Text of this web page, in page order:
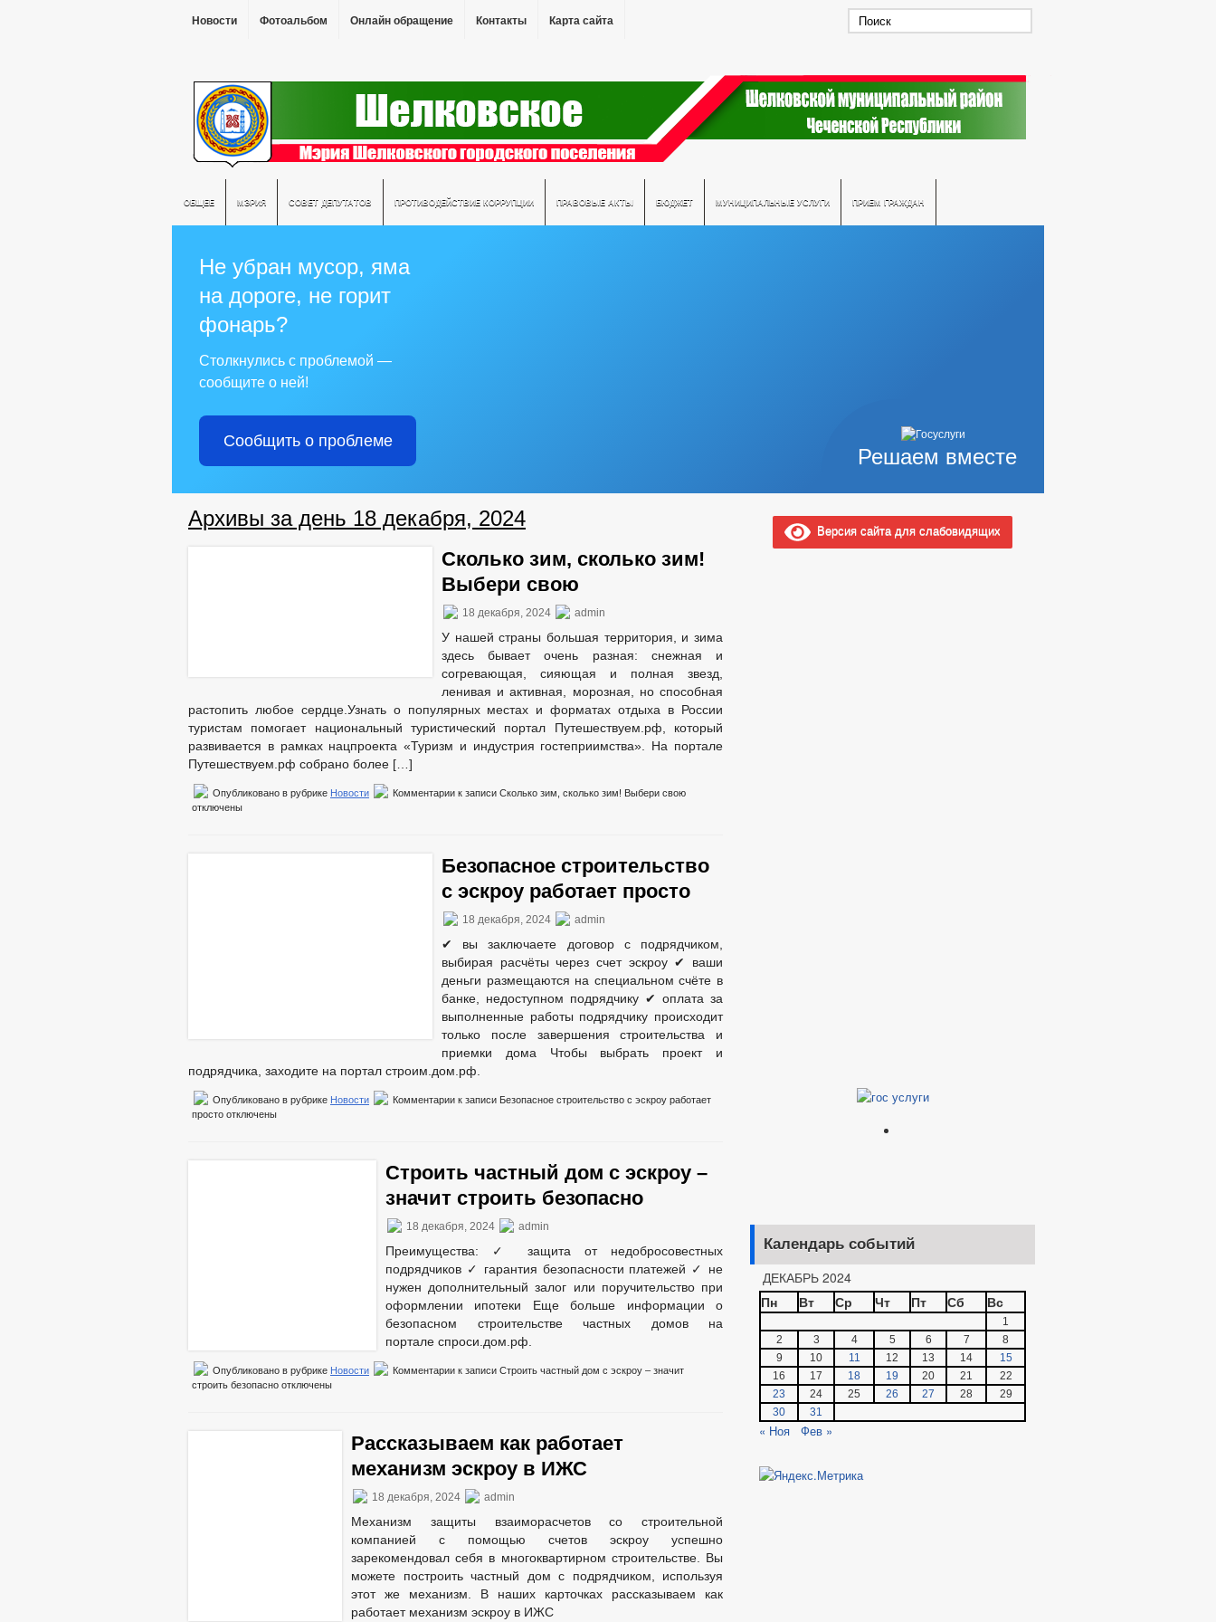
Новости Фотоальбом Онлайн обращение Контакты Карта сайта
ОБЩЕЕ МЭРИЯ СОВЕТ ДЕПУТАТОВ ПРОТИВОДЕЙСТВИЕ КОРРУПЦИИ ПРАВОВЫЕ АКТЫ БЮДЖЕТ МУНИЦИПАЛЬНЫЕ УСЛУГИ ПРИЕМ ГРАЖДАН
Решаем вместе
Не убран мусор, яма
на дороге, не горит
фонарь?
Столкнулись с проблемой —
сообщите о ней!
Сообщить о проблеме
Архивы за день 18 декабря, 2024
Сколько зим, сколько зим!
Выбери свою
18 декабря, 2024 admin
У нашей страны большая территория, и зима
здесь бывает очень разная: снежная и
согревающая, сияющая и полная звезд,
ленивая и активная, морозная, но способная
растопить любое сердце.Узнать о популярных местах и форматах отдыха в России
туристам помогает национальный туристический портал Путешествуем.рф, который
развивается в рамках нацпроекта «Туризм и индустрия гостеприимства». На портале
Путешествуем.рф собрано более […]
Опубликовано в рубрике Новости Комментарии к записи Сколько зим, сколько зим! Выбери свою
отключены
Безопасное строительство
с эскроу работает просто
18 декабря, 2024 admin
✔ вы заключаете договор с подрядчиком,
выбирая расчёты через счет эскроу ✔ ваши
деньги размещаются на специальном счёте в
банке, недоступном подрядчику ✔ оплата за
выполненные работы подрядчику происходит
только после завершения строительства и
приемки дома Чтобы выбрать проект и
подрядчика, заходите на портал строим.дом.рф.
Опубликовано в рубрике Новости Комментарии к записи Безопасное строительство с эскроу работает
просто отключены
Строить частный дом с эскроу –
значит строить безопасно
18 декабря, 2024 admin
Преимущества: ✓ защита от недобросовестных
подрядчиков ✓ гарантия безопасности платежей ✓ не
нужен дополнительный залог или поручительство при
оформлении ипотеки Еще больше информации о
безопасном строительстве частных домов на
портале спроси.дом.рф.
Опубликовано в рубрике Новости Комментарии к записи Строить частный дом с эскроу – значит
строить безопасно отключены
Рассказываем как работает
механизм эскроу в ИЖС
18 декабря, 2024 admin
Механизм защиты взаиморасчетов со строительной
компанией с помощью счетов эскроу успешно
зарекомендовал себя в многоквартирном строительстве. Вы
можете построить частный дом с подрядчиком, используя
этот же механизм. В наших карточках рассказываем как
работает механизм эскроу в ИЖС
Версия сайта для слабовидящих
Календарь событий
ДЕКАБРЬ 2024
Пн
Вт Ср Чт Пт Сб Вс
1
2
3 4 5 6 7
8
9
10 11 12 13 14
15
16
17 18 19 20 21
22
23
24 25 26 27 28
29
30
31
« Ноя Фев »